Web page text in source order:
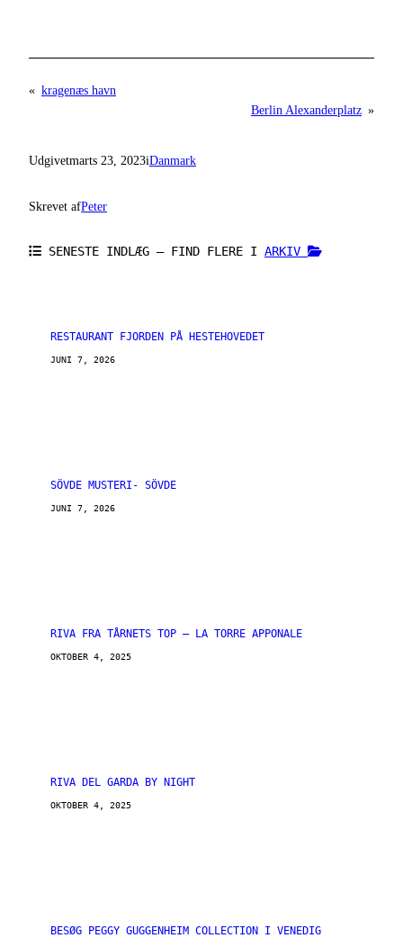
« kragenæs havn
Berlin Alexanderplatz »
Udgivetmarts 23, 2023iDanmark
Skrevet afPeter
SENESTE INDLÆG – FIND FLERE I ARKIV
RESTAURANT FJORDEN PÅ HESTEHOVEDET
JUNI 7, 2026
SÖVDE MUSTERI- SÖVDE
JUNI 7, 2026
RIVA FRA TÅRNETS TOP – LA TORRE APPONALE
OKTOBER 4, 2025
RIVA DEL GARDA BY NIGHT
OKTOBER 4, 2025
BESØG PEGGY GUGGENHEIM COLLECTION I VENEDIG